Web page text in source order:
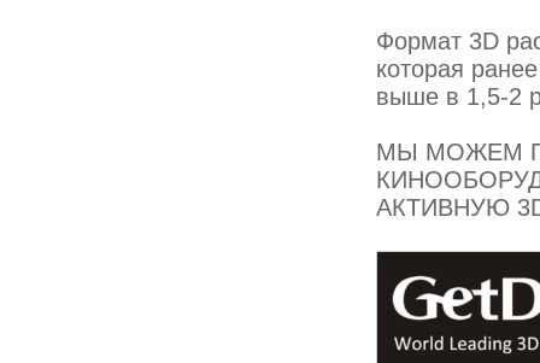
Формат 3D
которая
выше в 1,5-2
МЫ МОЖЕМ
АКТИВНУЮ